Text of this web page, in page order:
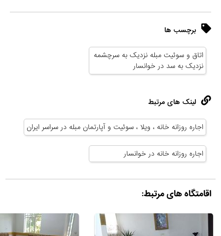
برچسب ها
اتاق و سوئیت مبله نزدیک به سرچشمه
نزدیک به سد در خوانسار
لینک های مرتبط
اجاره روزانه خانه ، ویلا ، سوئیت و آپارتمان مبله در سراسر ایران
اجاره روزانه خانه در خوانسار
اقامتگاه های مرتبط: